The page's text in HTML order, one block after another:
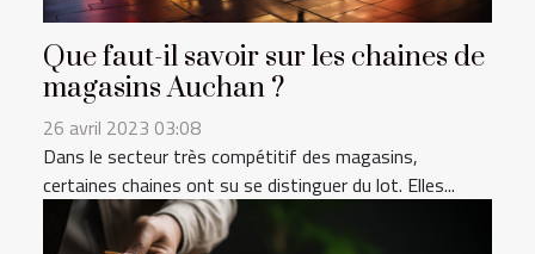
Que faut-il savoir sur les chaines de
magasins Auchan ?
26 avril 2023 03:08
Dans le secteur très compétitif des magasins,
certaines chaines ont su se distinguer du lot. Elles...